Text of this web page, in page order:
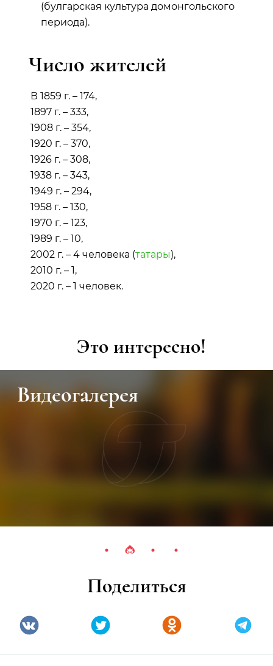
(булгарская культура домонгольского
периода).
Число жителей
В 1859 г. – 174,
1897 г. – 333,
1908 г. – 354,
1920 г. – 370,
1926 г. – 308,
1938 г. – 343,
1949 г. – 294,
1958 г. – 130,
1970 г. – 123,
1989 г. – 10,
2002 г. – 4 человека (татары),
2010 г. – 1,
2020 г. – 1 человек.
Это интересно!
Видеогалерея
Поделиться